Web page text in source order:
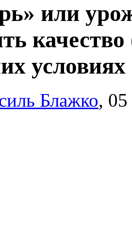
или
условиях
Блажко,